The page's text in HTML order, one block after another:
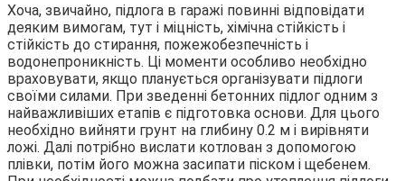
Хоча, звичайно, підлога в гаражі повинні відповідати
деяким вимогам, тут і міцність, хімічна стійкість і
стійкість до стирання, пожежобезпечність і
водонепроникність. Ці моменти особливо необхідно
враховувати, якщо планується організувати підлоги
своїми силами. При зведенні бетонних підлог одним з
найважливіших етапів є підготовка основи. Для цього
необхідно вийняти грунт на глибину 0.2 м і вирівняти
ложі. Далі потрібно вислати котлован з допомогою
плівки, потім його можна засипати піском і щебенем.